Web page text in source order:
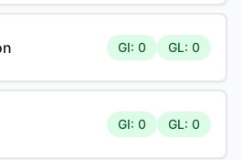
GI: 0 GL: 0
GI: 0 GL: 0